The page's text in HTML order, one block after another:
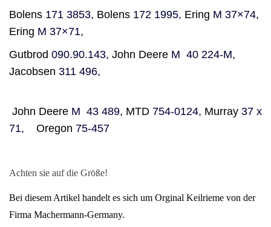
Bolens 171 3853, Bolens 172 1995, Ering M 37×74,
Ering M 37×71,
Gutbrod 090.90.143, John Deere M 40 224-M,
Jacobsen 311 496,
John Deere M 43 489, MTD 754-0124, Murray 37 x
71,
Oregon 75-457
Achten sie auf die Größe!
Bei diesem Artikel handelt es sich um Orginal Keilrieme von der
Firma Machermann-Germany.